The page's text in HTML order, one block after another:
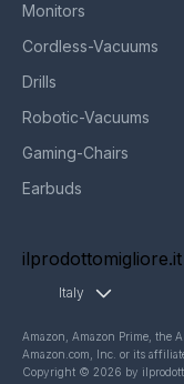
Monitors
Cordless-Vacuums
Drills
Robotic-Vacuums
Gaming-Chairs
Earbuds
ilprodottomigliore.it
Italy
Amazon, Amazon Prime, the
Amazon.com, Inc. or its
Copyright © 2026 by